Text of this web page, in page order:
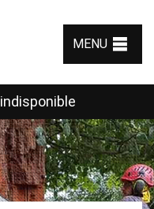
MENU
indisponible